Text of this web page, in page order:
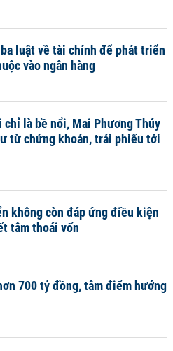
luật về tài chính để phát triển
vào ngân hàng
chỉ là bề nổi, Mai Phương Thúy
từ chứng khoán, trái phiếu tới
không còn đáp ứng điều kiện
tâm thoái vốn
700 tỷ đồng, tâm điểm hướng